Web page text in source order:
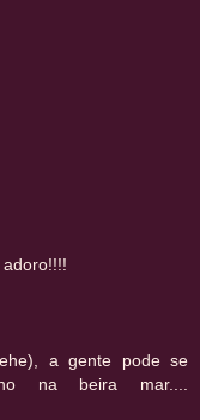
a gente pode se
na beira mar....